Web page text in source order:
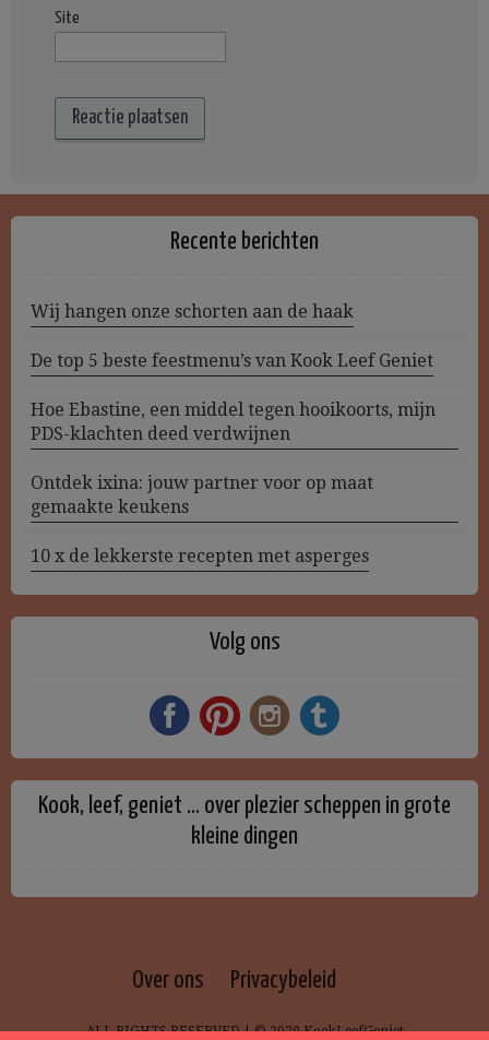
Site
Recente berichten
Wij hangen onze schorten aan de haak
De top 5 beste feestmenu’s van Kook Leef Geniet
Hoe Ebastine, een middel tegen hooikoorts, mijn
PDS-klachten deed verdwijnen
Ontdek ixina: jouw partner voor op maat
gemaakte keukens
10 x de lekkerste recepten met asperges
Volg ons
Kook, leef, geniet … over plezier scheppen in grote
kleine dingen
Over ons Privacybeleid
ALL RIGHTS RESERVED | © 2020 KookLeefGeniet